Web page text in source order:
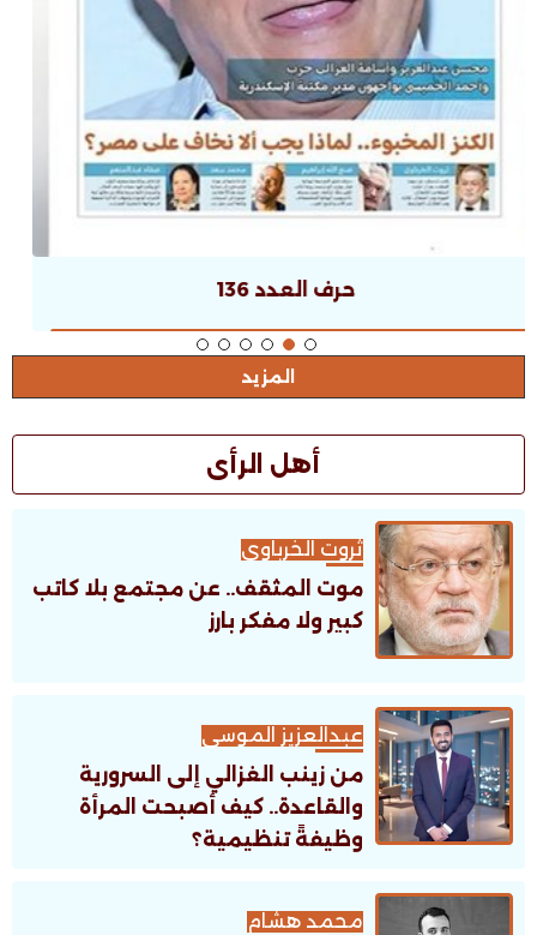
حرف العدد 135
المزيد
أهل الرأى
ثروت الخرباوى
موت المثقف.. عن مجتمع بلا كاتب
كبير ولا مفكر بارز
عبدالعزيز الموسى
من زينب الغزالي إلى السرورية
والقاعدة.. كيف أصبحت المرأة
وظيفةً تنظيمية؟
محمد هشام